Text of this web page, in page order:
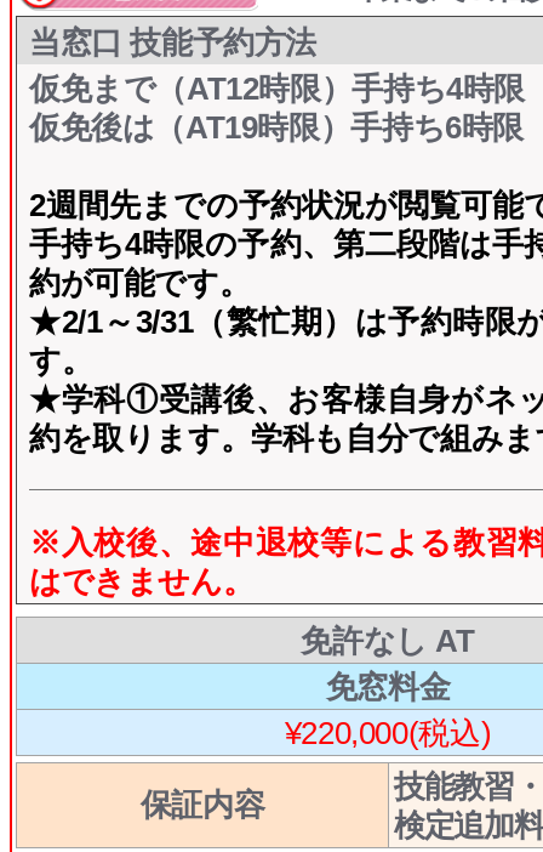
当窓口 技能予約方法
仮免まで（AT12時限）手持ち4時限
仮免後は（AT19時限）手持ち6時限
2週間先までの予約状況が閲覧可能
手持ち4時限の予約、第二段階は手
約が可能です。
★2/1～3/31（繁忙期）は予約時限
す。
★学科①受講後、お客様自身がネ
約を取ります。学科も自分で組み
※入校後、途中退校等による教習
はできません。
免許なし AT
免窓料金
¥220,000(税込)
保証内容
技能教習
検定追加